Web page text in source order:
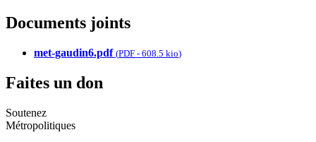
Documents joints
met-gaudin6.pdf (PDF - 608.5 kio)
Faites un don
Soutenez
Métropolitiques